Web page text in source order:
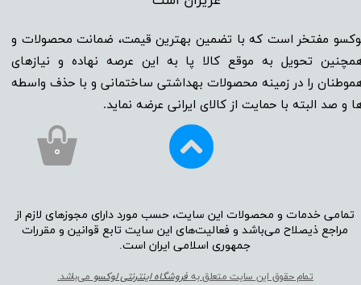
مفتخر است که با تضمین بهترین قیمت، ضمانت محصولات و
تحویل به موقع کالا پا به این عرصه نهاده و نیاز‌‌‌‌‌‌‌‌های
را در زمینه‌‌‌ محصولات بهداشتی ساختمانی و با حذف واسطه
و صد البته با حمایت از کالای ایرانی عرضه نماید.
تمامی خدمات و محصولات این سایت، حسب مورد دارای مجوز‌‌‌‌های لازم از
مراجع ذیصلاح می‌باشد و فعالیت‌‌‌‌های این سایت تابع قوانین و مقررات
جمهوری اسلامی ایران است.​​​​​​​
تمام حقوق این سایت متعلق بهفروشگاه اینترنتی لوکسومی‌باشد.
۰